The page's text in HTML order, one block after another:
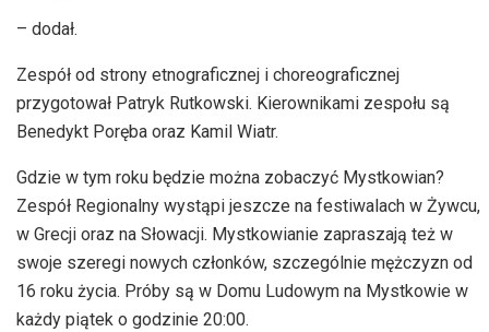
– dodał.
Zespół od strony etnograficznej i choreograficznej
przygotował Patryk Rutkowski. Kierownikami zespołu są
Benedykt Poręba oraz Kamil Wiatr.
Gdzie w tym roku będzie można zobaczyć Mystkowian?
Zespół Regionalny wystąpi jeszcze na festiwalach w Żywcu,
w Grecji oraz na Słowacji. Mystkowianie zapraszają też w
swoje szeregi nowych członków, szczególnie mężczyzn od
16 roku życia. Próby są w Domu Ludowym na Mystkowie w
każdy piątek o godzinie 20:00.